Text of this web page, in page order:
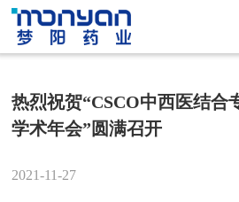
热烈祝贺“CSCO中西医结合
学术年会”圆满召开
2021-11-27